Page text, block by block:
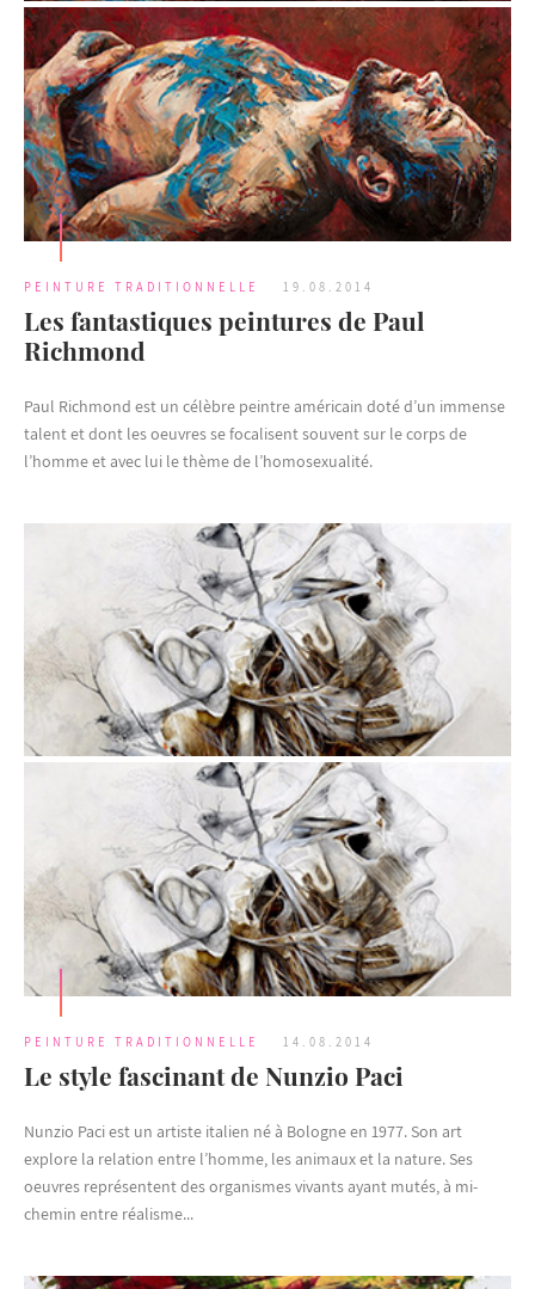
PEINTURE TRADITIONNELLE 19.08.2014
Les fantastiques peintures de Paul
Richmond
Paul Richmond est un célèbre peintre américain doté d’un immense
talent et dont les oeuvres se focalisent souvent sur le corps de
l’homme et avec lui le thème de l’homosexualité.
PEINTURE TRADITIONNELLE 14.08.2014
Le style fascinant de Nunzio Paci
Nunzio Paci est un artiste italien né à Bologne en 1977. Son art
explore la relation entre l’homme, les animaux et la nature. Ses
oeuvres représentent des organismes vivants ayant mutés, à mi-
chemin entre réalisme...